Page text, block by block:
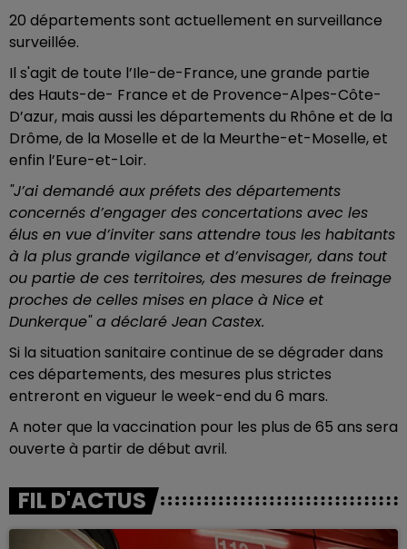
20 départements sont actuellement en surveillance
surveillée.
Il s'agit de toute l’Ile-de-France, une grande partie
des Hauts-de- France et de Provence-Alpes-Côte-
D’azur, mais aussi les départements du Rhône et de la
Drôme, de la Moselle et de la Meurthe-et-Moselle, et
enfin l’Eure-et-Loir.
"J’ai demandé aux préfets des départements
concernés d’engager des concertations avec les
élus en vue d’inviter sans attendre tous les habitants
à la plus grande vigilance et d’envisager, dans tout
ou partie de ces territoires, des mesures de freinage
proches de celles mises en place à Nice et
Dunkerque" a déclaré Jean Castex.
Si la situation sanitaire continue de se dégrader dans
ces départements, des mesures plus strictes
entreront en vigueur le week-end du 6 mars.
A noter que la vaccination pour les plus de 65 ans sera
ouverte à partir de début avril.
FIL D'ACTUS